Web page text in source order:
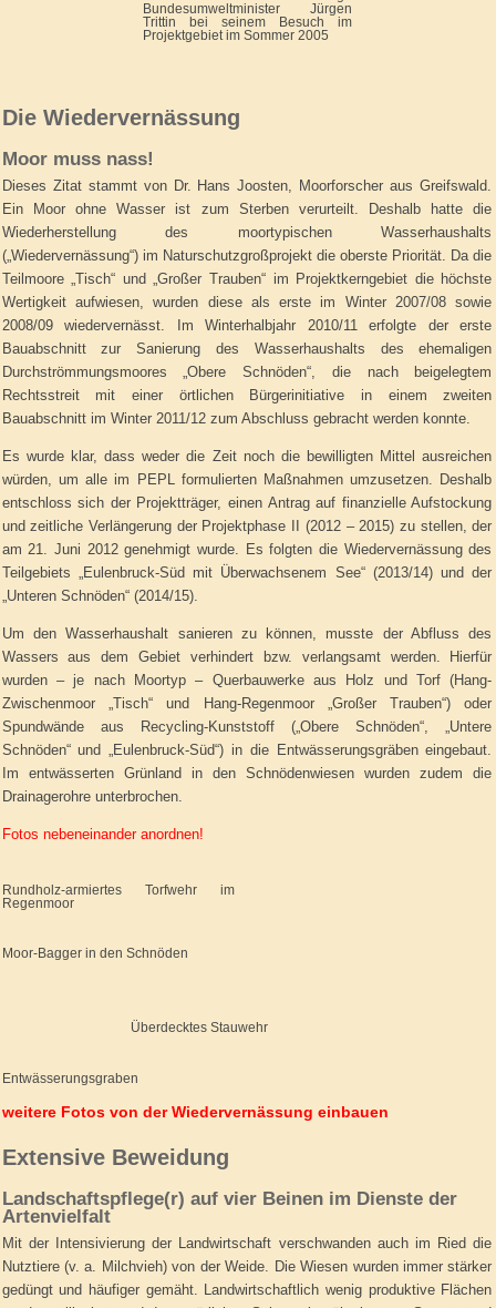
Bundesumweltminister Jürgen
Trittin bei seinem Besuch im
Projektgebiet im Sommer 2005
Die Wiedervernässung
Moor muss nass!
Dieses Zitat stammt von Dr. Hans Joosten, Moorforscher aus Greifswald.
Ein Moor ohne Wasser ist zum Sterben verurteilt. Deshalb hatte die
Wiederherstellung des moortypischen Wasserhaushalts
(„Wiedervernässung“) im Naturschutzgroßprojekt die oberste Priorität. Da die
Teilmoore „Tisch“ und „Großer Trauben“ im Projektkerngebiet die höchste
Wertigkeit aufwiesen, wurden diese als erste im Winter 2007/08 sowie
2008/09 wiedervernässt. Im Winterhalbjahr 2010/11 erfolgte der erste
Bauabschnitt zur Sanierung des Wasserhaushalts des ehemaligen
Durchströmmungsmoores „Obere Schnöden“, die nach beigelegtem
Rechtsstreit mit einer örtlichen Bürgerinitiative in einem zweiten
Bauabschnitt im Winter 2011/12 zum Abschluss gebracht werden konnte.
Es wurde klar, dass weder die Zeit noch die bewilligten Mittel ausreichen
würden, um alle im PEPL formulierten Maßnahmen umzusetzen. Deshalb
entschloss sich der Projektträger, einen Antrag auf finanzielle Aufstockung
und zeitliche Verlängerung der Projektphase II (2012 – 2015) zu stellen, der
am 21. Juni 2012 genehmigt wurde. Es folgten die Wiedervernässung des
Teilgebiets „Eulenbruck-Süd mit Überwachsenem See“ (2013/14) und der
„Unteren Schnöden“ (2014/15).
Um den Wasserhaushalt sanieren zu können, musste der Abfluss des
Wassers aus dem Gebiet verhindert bzw. verlangsamt werden. Hierfür
wurden – je nach Moortyp – Querbauwerke aus Holz und Torf (Hang-
Zwischenmoor „Tisch“ und Hang-Regenmoor „Großer Trauben“) oder
Spundwände aus Recycling-Kunststoff („Obere Schnöden“, „Untere
Schnöden“ und „Eulenbruck-Süd“) in die Entwässerungsgräben eingebaut.
Im entwässerten Grünland in den Schnödenwiesen wurden zudem die
Drainagerohre unterbrochen.
Fotos nebeneinander anordnen!
Rundholz-armiertes Torfwehr im
Regenmoor
Moor-Bagger in den Schnöden
Überdecktes Stauwehr
Entwässerungsgraben
weitere Fotos von der Wiedervernässung einbauen
Extensive Beweidung
Landschaftspflege(r) auf vier Beinen im Dienste der
Artenvielfalt
Mit der Intensivierung der Landwirtschaft verschwanden auch im Ried die
Nutztiere (v. a. Milchvieh) von der Weide. Die Wiesen wurden immer stärker
gedüngt und häufiger gemäht. Landwirtschaftlich wenig produktive Flächen